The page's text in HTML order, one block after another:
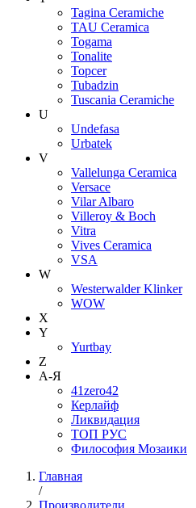
Tagina Ceramiche
TAU Ceramica
Togama
Tonalite
Topcer
Tubadzin
Tuscania Ceramiche
U
Undefasa
Urbatek
V
Vallelunga Ceramica
Versace
Vilar Albaro
Villeroy & Boch
Vitra
Vives Ceramica
VSA
W
Westerwalder Klinker
WOW
X
Y
Yurtbay
Z
А-Я
41zero42
Керлайф
Ликвидация
ТОП РУС
Философия Мозаики
Главная
/
Производители